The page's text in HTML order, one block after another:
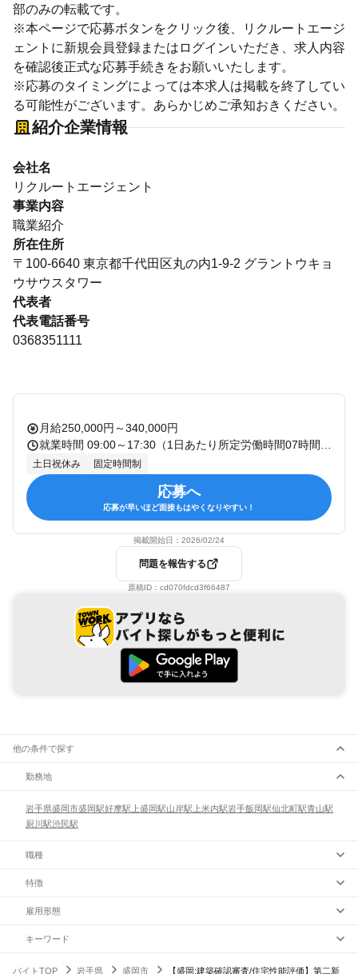
部のみの転載です。
※本ページで応募ボタンをクリック後、リクルートエージ
ェントに新規会員登録またはログインいただき、求人内容
を確認後正式な応募手続きをお願いいたします。
※応募のタイミングによっては本求人は掲載を終了してい
る可能性がございます。あらかじめご承知おきください。
紹介企業情報
会社名
リクルートエージェント
事業内容
職業紹介
所在住所
〒100-6640 東京都千代田区丸の内1-9-2 グラントウキョ
ウサウスタワー
代表者
代表電話番号
0368351111
月給250,000円～340,000円
土日祝休み 固定時間制
応募へ
応募が早いほど面接もはやくなりやすい！
掲載開始日： 2026/02/24
問題を報告する
原稿ID： cd070fdcd3f66487
他の条件で探す
勤務地
岩手県盛岡市盛岡駅好摩駅 上盛岡駅山岸駅 上米内駅岩手飯岡駅仙北町駅青山駅
厨川駅渋民駅
職種
特徴
雇用形態
キーワード
バイトTOP 岩手県 盛岡市 【盛岡:建築確認審査/住宅性能評価】第二新